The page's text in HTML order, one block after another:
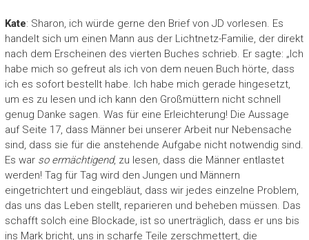
Kate: Sharon, ich würde gerne den Brief von JD vorlesen. Es
handelt sich um einen Mann aus der Lichtnetz-Familie, der direkt
nach dem Erscheinen des vierten Buches schrieb. Er sagte: „Ich
habe mich so gefreut als ich von dem neuen Buch hörte, dass
ich es sofort bestellt habe. Ich habe mich gerade hingesetzt,
um es zu lesen und ich kann den Großmüttern nicht schnell
genug Danke sagen. Was für eine Erleichterung! Die Aussage
auf Seite 17, dass Männer bei unserer Arbeit nur Nebensache
sind, dass sie für die anstehende Aufgabe nicht notwendig sind.
Es war so ermächtigend, zu lesen, dass die Männer entlastet
werden! Tag für Tag wird den Jungen und Männern
eingetrichtert und eingebläut, dass wir jedes einzelne Problem,
das uns das Leben stellt, reparieren und beheben müssen. Das
schafft solch eine Blockade, ist so unerträglich, dass er uns bis
ins Mark bricht, uns in scharfe Teile zerschmettert, die